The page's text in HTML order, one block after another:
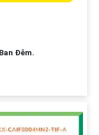
Đêm.